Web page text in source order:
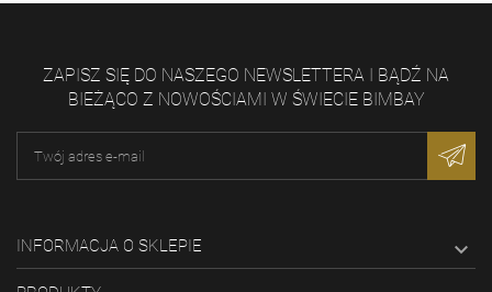
ZAPISZ SIĘ DO NASZEGO NEWSLETTERA I BĄDŹ NA
BIEŻĄCO Z NOWOŚCIAMI W ŚWIECIE BIMBAY
INFORMACJA O SKLEPIE 